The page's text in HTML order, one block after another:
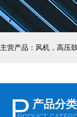
主营产品：风机，高压
P 产品分类